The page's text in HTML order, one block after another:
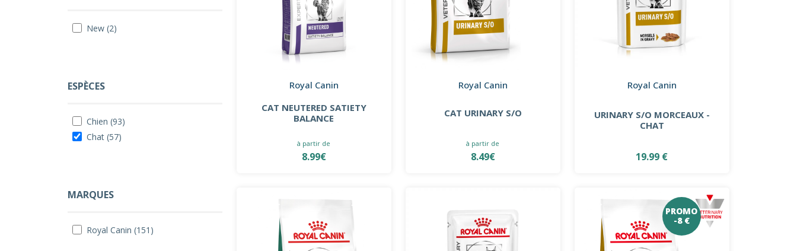
New (2)
ESPÈCES
Chien (93)
Chat (57)
MARQUES
Royal Canin (151)
Royal Canin
CAT NEUTERED SATIETY
BALANCE
à partir de
8.99€
Royal Canin
CAT URINARY S/O
à partir de
8.49€
Royal Canin
URINARY S/O MORCEAUX -
CHAT
19.99 €
PROMO
-8 €